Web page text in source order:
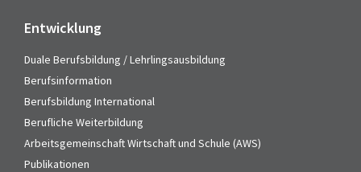
Entwicklung
Duale Berufsbildung / Lehrlingsausbildung
Berufsinformation
Berufsbildung International
Berufliche Weiterbildung
Arbeitsgemeinschaft Wirtschaft und Schule (AWS)
Publikationen